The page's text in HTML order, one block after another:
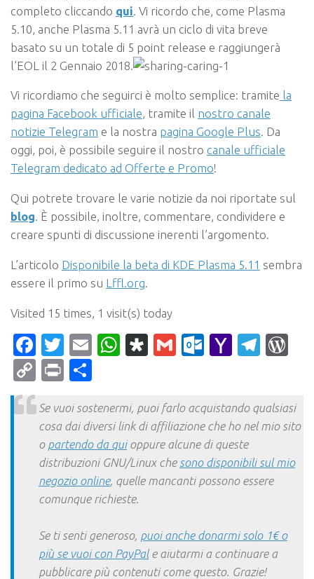
completo cliccando qui . Vi ricordo che, come Plasma
5.10, anche Plasma 5.11 avrà un ciclo di vita breve
basato su un totale di 5 point release e raggiungerà
l’EOL il 2 Gennaio 2018.
Vi ricordiamo che seguirci è molto semplice: tramite la
pagina Facebook ufficiale, tramite il nostro canale
notizie Telegram e la nostra pagina Google Plus. Da
oggi, poi, è possibile seguire il nostro canale ufficiale
Telegram dedicato ad Offerte e Promo!
Qui potrete trovare le varie notizie da noi riportate sul
blog. È possibile, inoltre, commentare, condividere e
creare spunti di discussione inerenti l’argomento.
L’articolo Disponibile la beta di KDE Plasma 5.11 sembra
essere il primo su Lffl.org.
Visited 15 times, 1 visit(s) today
Facebook
Twitter
EmailWhatsApp
Diaspora
Gmail Yahoo
CopyPrint
Se vuoi sostenermi, puoi farlo acquistando qualsiasi
cosa dai diversi link di affiliazione che ho nel mio sito
o partendo da quioppure alcune di queste
distribuzioni GNU/Linux che sono disponibili sul mio
negozio online, quelle mancanti possono essere
comunque richieste.
Se ti senti generoso, puoi anche donarmi solo 1€ o
più se vuoi con PayPale aiutarmi a continuare a
pubblicare più contenuti come questo. Grazie!